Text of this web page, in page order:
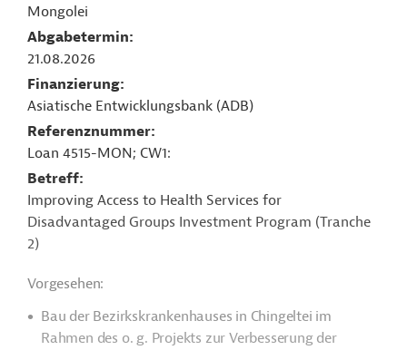
Mongolei
Abgabetermin
21.08.2026
Finanzierung
Asiatische Entwicklungsbank (ADB)
Referenznummer
Loan 4515-MON; CW1:
Betreff
Improving Access to Health Services for
Disadvantaged Groups Investment Program (Tranche
2)
Vorgesehen:
Bau der Bezirkskrankenhauses in Chingeltei im
Rahmen des o. g. Projekts zur Verbesserung der